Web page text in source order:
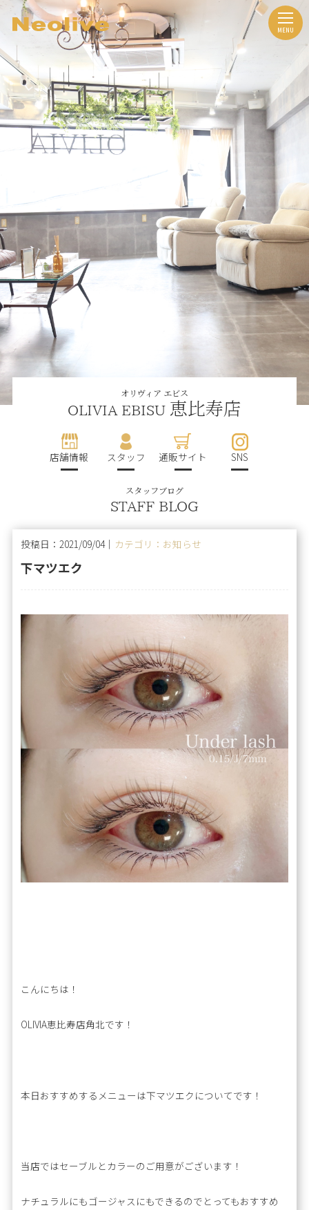
オリヴィア エビス
OLIVIA EBISU 恵比寿店
店舗情報 スタッフ 通販サイト SNS
スタッフブログ
STAFF BLOG
投稿日：2021/09/04｜ カテゴリ：お知らせ
下マツエク
こんにちは！
OLIVIA恵比寿店角北です！
本日おすすめするメニューは下マツエクについてです！
当店ではセーブルとカラーのご用意がございます！
ナチュラルにもゴージャスにもできるのでとってもおすすめ